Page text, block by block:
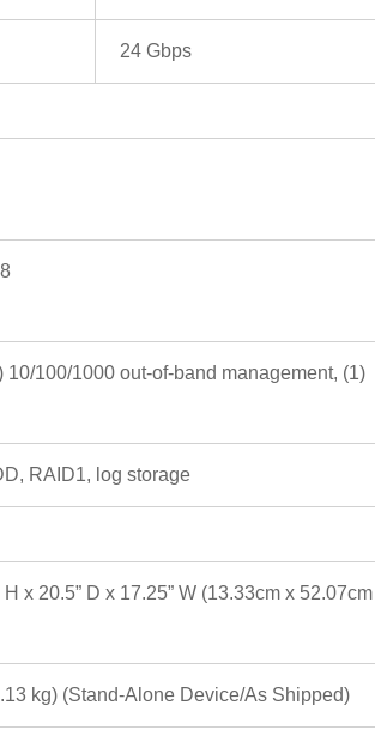
24 Gbps
100/1000 out-of-band management, (1)
RAID1, log storage
x 20.5” D x 17.25” W (13.33cm x 52.07cm
kg) (Stand-Alone Device/As Shipped)